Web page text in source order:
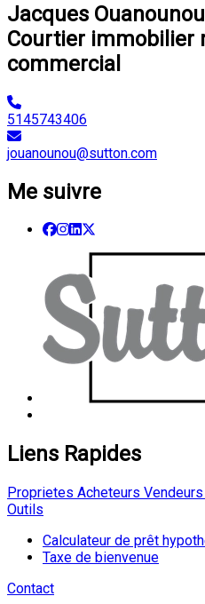
Jacques Ouanounou
Courtier immobilier
commercial
5145743406
jouanounou@sutton.com
Me suivre
Liens Rapides
Proprietes Acheteurs Vendeurs
Outils
Calculateur de prêt
Taxe de bienvenue
Contact